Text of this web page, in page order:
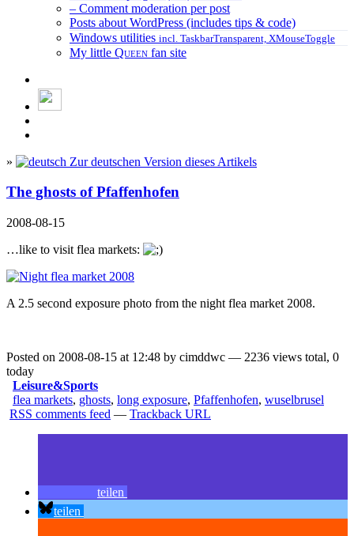
– Comment moderation per post
Posts about WordPress (includes tips & code)
Windows utilities incl. TaskbarTransparent, XMouseToggle
My little Queen fan site
» Zur deutschen Version dieses Artikels
The ghosts of Pfaffenhofen
2008-08-15
…like to visit flea markets:
A 2.5 second exposure photo from the night flea market 2008.
Posted on 2008-08-15 at 12:48 by cimddwc — 2236 views total, 0
today
Leisure&Sports
flea markets, ghosts, long exposure, Pfaffenhofen, wuselbrusel
RSS comments feed — Trackback URL
teilen
teilen